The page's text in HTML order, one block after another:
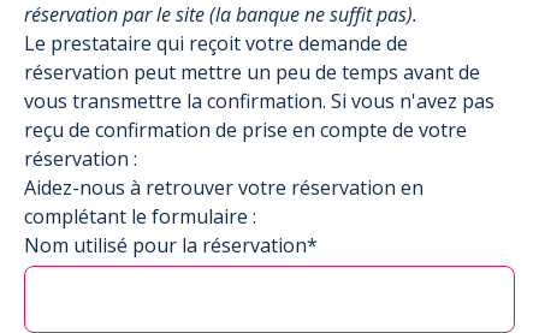
réservation par le site (la banque ne suffit pas).
Le prestataire qui reçoit votre demande de
réservation peut mettre un peu de temps avant de
vous transmettre la confirmation. Si vous n'avez pas
reçu de confirmation de prise en compte de votre
réservation :
Aidez-nous à retrouver votre réservation en
complétant le formulaire :
Nom utilisé pour la réservation*